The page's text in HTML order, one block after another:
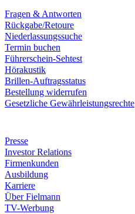
Fragen & Antworten
Rückgabe/Retoure
Niederlassungssuche
Termin buchen
Führerschein-Sehtest
Hörakustik
Brillen-Auftragsstatus
Bestellung widerrufen
Gesetzliche Gewährleistungsrechte
Presse
Investor Relations
Firmenkunden
Ausbildung
Karriere
Über Fielmann
TV-Werbung